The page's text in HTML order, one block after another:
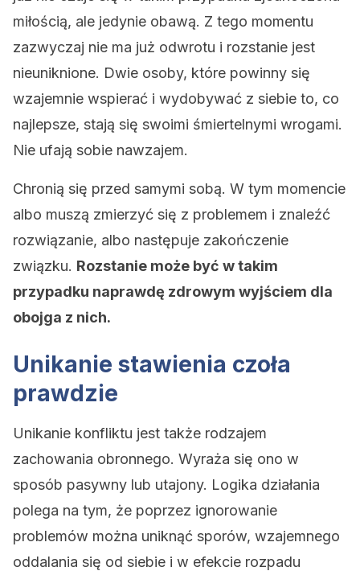
miłością, ale jedynie obawą. Z tego momentu
zazwyczaj nie ma już odwrotu i rozstanie jest
nieuniknione. Dwie osoby, które powinny się
wzajemnie wspierać i wydobywać z siebie to, co
najlepsze, stają się swoimi śmiertelnymi wrogami.
Nie ufają sobie nawzajem.
Chronią się przed samymi sobą. W tym momencie
albo muszą zmierzyć się z problemem i znaleźć
rozwiązanie, albo następuje zakończenie
związku. Rozstanie może być w takim
przypadku naprawdę zdrowym wyjściem dla
obojga z nich.
Unikanie stawienia czoła
prawdzie
Unikanie konfliktu jest także rodzajem
zachowania obronnego. Wyraża się ono w
sposób pasywny lub utajony. Logika działania
polega na tym, że poprzez ignorowanie
problemów można uniknąć sporów, wzajemnego
oddalania się od siebie i w efekcie rozpadu